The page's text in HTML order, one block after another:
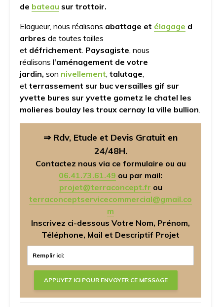
de bateau sur trottoir.
Elagueur, nous réalisons abattage et élagage d
arbres de toutes tailles
et défrichement Paysagiste , nous
réalisons l’aménagement de votre
jardin, son nivellement talutage
et terrassement sur buc versailles gif sur
yvette bures sur yvette gometz le chatel les
molieres boulay les troux cernay la ville bullion
⇒ Rdv, Etude et Devis Gratuit en
24/48H.
Contactez nous via ce formulaire ou au
06.41.73.61.49 ou par mail:
projet@terraconcept.fr ou
terraconceptservicecommercial@gmail.co
m
Inscrivez ci-dessous Votre Nom, Prénom,
Téléphone, Mail et Descriptif Projet